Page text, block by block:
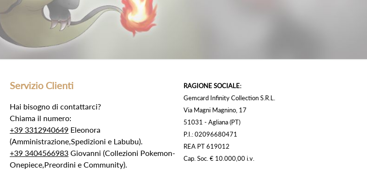
Servizio Clienti
Hai bisogno di contattarci?
Chiama il numero:
+39 3312940649 Eleonora
(Amministrazione,Spedizioni e Labubu).
+39 3404566983 Giovanni (Collezioni Pokemon-
Onepiece,Preordini e Community).
RAGIONE SOCIALE:
Gemcard Infinity Collection S.R.L.
Via Magni Magnino, 17
51031 - Agliana (PT)
P.I.: 02096680471
REA PT 619012
Cap. Soc. € 10.000,00 i.v.